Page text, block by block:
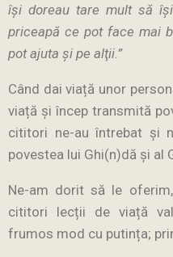
îşi doreau tare mult să
priceapă ce pot face mai
pot ajuta şi pe alţii.”
Când dai viață unor
viață și încep transmită
cititori ne-au întrebat și
povestea lui Ghi(n)dă și al
Ne-am dorit să le
cititori lecții de viață
frumos mod cu putința;